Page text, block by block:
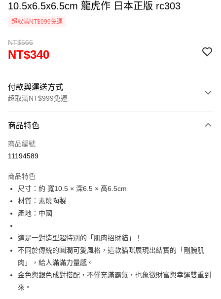
10.5x6.5x6.5cm 龍虎作 日本正版 rc303
超取滿NT$999免運
NT$566
NT$340
付款與運送方式
超取滿NT$999免運
信用卡一次付款
信用卡分期付款
合作金庫商業銀行
華南商業銀行
彰化商業銀行
上海商業儲蓄銀行
國泰世華商業銀行
匯豐（台灣）商業銀行
華泰商業銀行
聯邦商業銀行
遠東國際商業銀行
元大商業銀行
永豐商業銀行
玉山商業銀行
台新國際商業銀行
中國信託商業銀行
台灣樂天信用卡公司
超商取貨付款
LINE Pay
街口支付
Google Pay
商品特色
商品編號
11194589
商品特色
尺寸：約 寬10.5 × 深6.5 × 高6.5cm
材質：素燒陶製
產地：中國
這是一對造型超特別的「肌肉招財貓」！
不同於傳統的圓潤可愛風格，這款貓咪展現出結實的「剛腕肌
肉」，給人滿滿力量感。
金色與銀色成對搭配，不僅充滿霸氣，也象徵財富與幸運雙重到
來。